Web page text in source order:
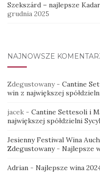
Szekszárd – najlepsze
grudnia 2025
NAJNOWSZE
Zdegustowany- Cantine
win z największej
jacek - Cantine Settesoli i
największej spółdzielni
Jesienny Festiwal Wina
Zdegustowany- Najlepsze
Adrian - Najlepsze wina